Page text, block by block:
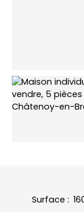
Surface :